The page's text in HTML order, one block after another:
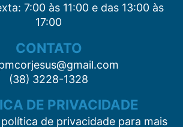
7:00 às 11:00 e das 13:00 às
17:00
CONTATO
(38) 3228-1328
DE PRIVACIDADE
de privacidade para mais